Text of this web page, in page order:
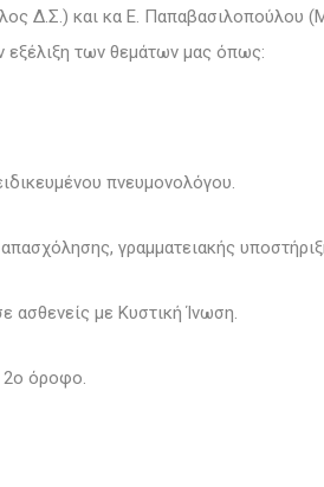
Δ.Σ.) και κα Ε. Παπαβασιλοπούλου
εξέλιξη των θεμάτων μας όπως:
πνευμονολόγου.
γραμματειακής
ασθενείς με Κυστική Ίνωση.
2ο όροφο.